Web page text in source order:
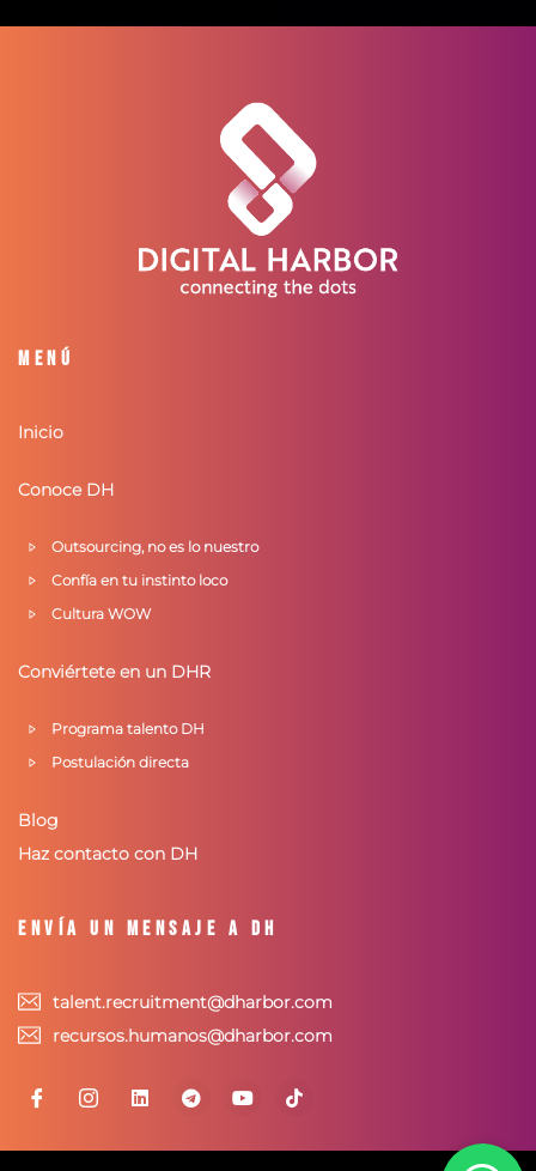
Menú
Inicio
Conoce DH
Outsourcing, no es lo nuestro
Confía en tu instinto loco
Cultura WOW
Conviértete en un DHR
Programa talento DH
Postulación directa
Blog
Haz contacto con DH
Envía un mensaje a DH
talent.recruitment@dharbor.com
recursos.humanos@dharbor.com